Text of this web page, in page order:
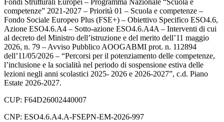
Fondi Strutturali Europei – Programma Nazionale “Scuola e
competenze” 2021-2027 – Priorità 01 – Scuola e competenze –
Fondo Sociale Europeo Plus (FSE+) – Obiettivo Specifico ESO4.6,
Azione ESO4.6.A4 – Sotto-azione ESO4.6.A4A – Interventi di cui
al decreto del Ministro dell’istruzione e del merito dell’11 maggio
2026, n. 79 – Avviso Pubblico AOOGABMI prot. n. 112894
dell’11/05/2026 – “Percorsi per il potenziamento delle competenze,
l’inclusione e la socialità nel periodo di sospensione estiva delle
lezioni negli anni scolastici 2025- 2026 e 2026-2027”, c.d. Piano
Estate 2026-2027.
CUP: F64D26002440007
CNP: ESO4.6.A4.A-FSEPN-EM-2026-997